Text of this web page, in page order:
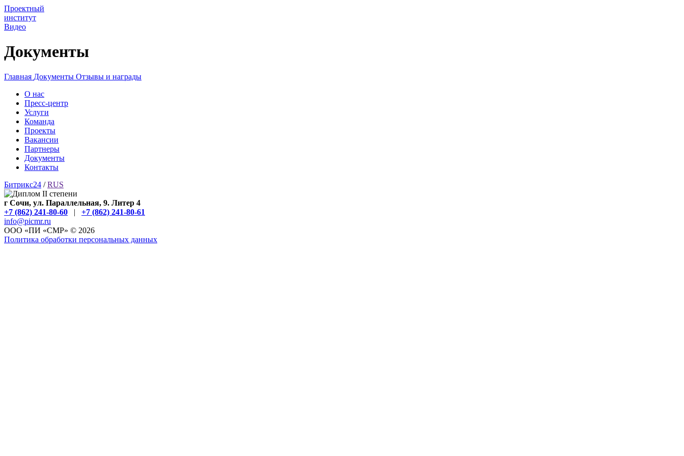
Проектный
институт
Видео
Документы
Главная Документы Отзывы и награды
О нас
Пресс-центр
Услуги
Команда
Проекты
Вакансии
Партнеры
Документы
Контакты
Битрикс24 / RUS
г Сочи, ул. Параллельная, 9. Литер 4
+7 (862) 241-80-60
|
+7 (862) 241-80-61
info@picmr.ru
ОOО «ПИ «СМР» © 2026
Политика обработки персональных данных